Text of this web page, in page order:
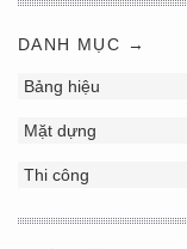
DANH MỤC →
Bảng hiệu
Mặt dựng
Thi công